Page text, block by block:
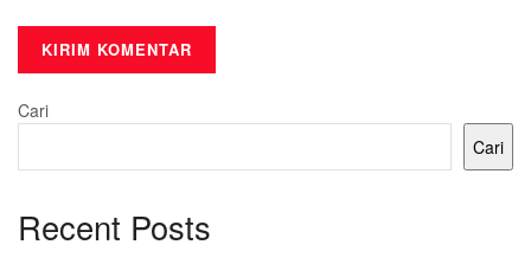
Cari
Cari
Recent Posts